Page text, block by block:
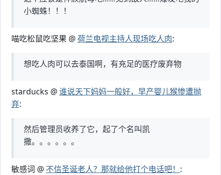
小蜘蛛！！！
喵吃松鼠吃坚果 @荷兰电视主持人现场吃人肉:
想吃人肉可以去泰国啊，有充足的医疗废弃物
starducks @谁说天下妈妈一般好，早产婴儿猴惨遭抛
弃:
然后管理员收养了它，起了个名叫凯
撒。。。。。。
敏感词 @ 不信圣诞老人？那就给他打个电话吧！ :